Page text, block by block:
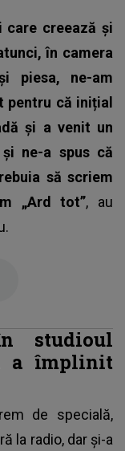
care creează și
în camera
piesa, ne-am
pentru că inițial
și a venit un
ne-a spus că
să scriem
„Ard tot”, au
studioul
a împlinit
de specială,
la radio, dar și-a